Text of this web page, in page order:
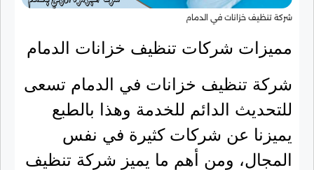
شركة تنظيف خزانات في الدمام
مميزات شركات تنظيف خزانات الدمام
شركة تنظيف خزانات في الدمام تسعى
للتحديث الدائم للخدمة وهذا بالطبع
يميزنا عن شركات كثيرة في نفس
المجال، ومن أهم ما يميز شركة تنظيف